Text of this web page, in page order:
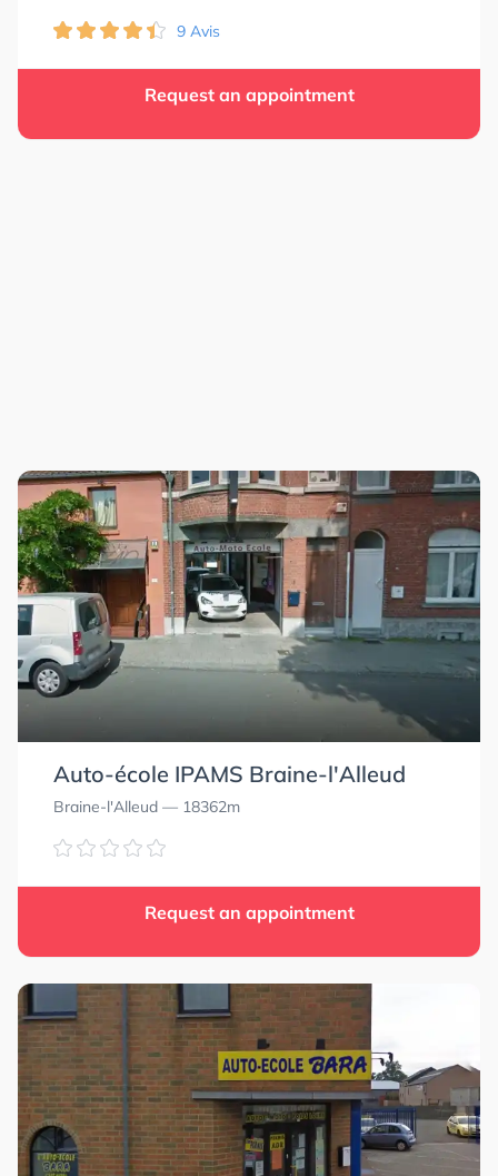
9 Avis
Request an appointment
Auto-école IPAMS Braine-l'Alleud
Braine-l'Alleud — 18362m
Request an appointment